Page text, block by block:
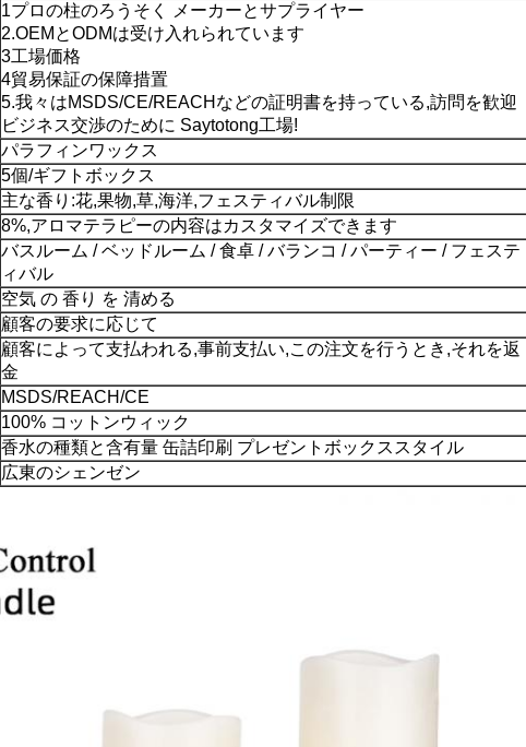
1プロの柱のろうそく メーカーとサプライヤー
2.OEMとODMは受け入れられています
3工場価格
4貿易保証の保障措置
5.我々はMSDS/CE/REACHなどの証明書を持っている,訪問を歓迎
ビジネス交渉のために Saytotong工場!
パラフィンワックス
5個/ギフトボックス
主な香り:花,果物,草,海洋,フェスティバル制限
8%,アロマテラピーの内容はカスタマイズできます
バスルーム / ベッドルーム / 食卓 / バランコ / パーティー / フェステ
ィバル
空気 の 香り を 清める
顧客の要求に応じて
顧客によって支払われる,事前支払い,この注文を行うとき,それを返
金
MSDS/REACH/CE
100% コットンウィック
香水の種類と含有量 缶詰印刷 プレゼントボックススタイル
広東のシェンゼン